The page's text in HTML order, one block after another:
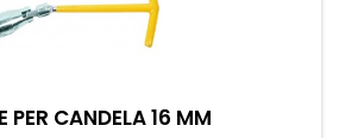
PER CANDELA 16 MM